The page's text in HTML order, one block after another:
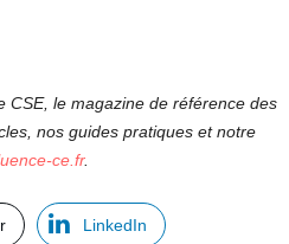
CSE, le magazine de référence des
nos guides pratiques et notre
ce.fr.
LinkedIn